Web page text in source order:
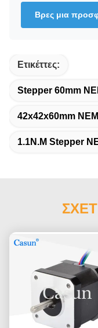
Βρες μια
Ετικέττες:
Stepper 60mm
42x42x60mm
1.1N.M Stepper